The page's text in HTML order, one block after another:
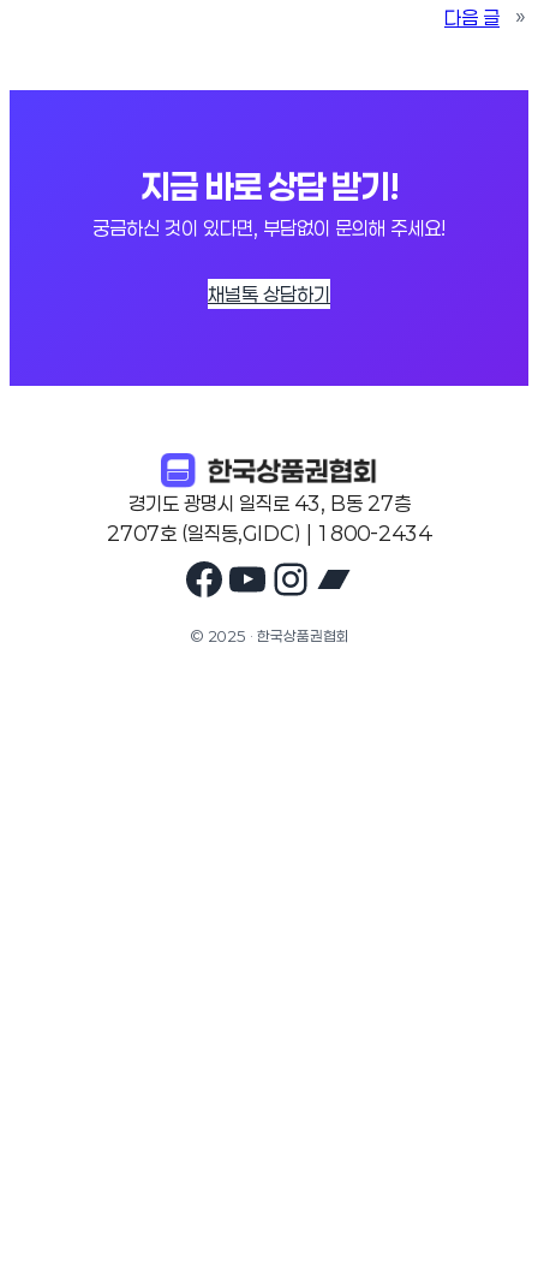
다음 글
»
지금 바로 상담 받기!
궁금하신 것이 있다면, 부담없이 문의해 주세요!
채널톡 상담하기
경기도 광명시 일직로 43, B동 27층
2707호 (일직동,GIDC) | 1800-2434
Facebook
YouTube
Instagram
© 2025 · 한국상품권협회